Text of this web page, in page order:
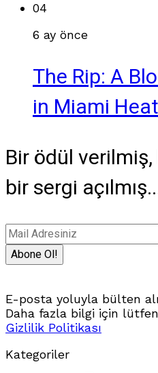
04
6 ay önce
The Rip: A
in Miami Heat
Bir ödül verilmiş,
bir sergi
E-posta yoluyla bülten
Daha fazla bilgi için
Gizlilik Politikası
Kategoriler